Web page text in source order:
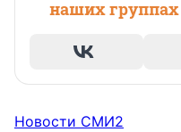
наших
Новости СМИ2